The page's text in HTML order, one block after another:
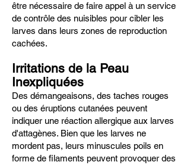
être nécessaire de faire appel à un service
de contrôle des nuisibles pour cibler les
larves dans leurs zones de reproduction
cachées.
Irritations de la Peau
Inexpliquées
Des démangeaisons, des taches rouges
ou des éruptions cutanées peuvent
indiquer une réaction allergique aux larves
d'attagènes. Bien que les larves ne
mordent pas, leurs minuscules poils en
forme de filaments peuvent provoquer des